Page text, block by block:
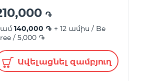
֏
140,000 ֏ + 12 ամիս / Be
/ 5,000 ֏
Ավելացնել զամբյուղ